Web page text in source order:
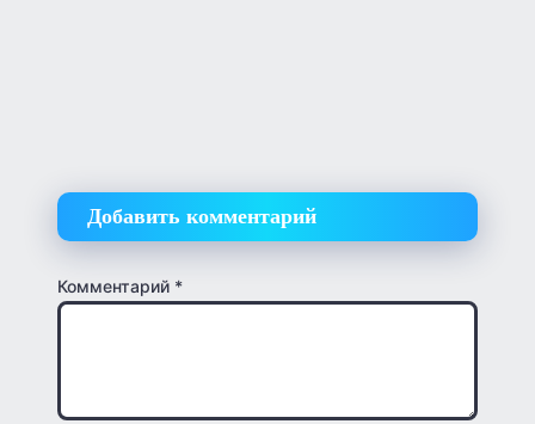
Добавить комментарий
Комментарий *